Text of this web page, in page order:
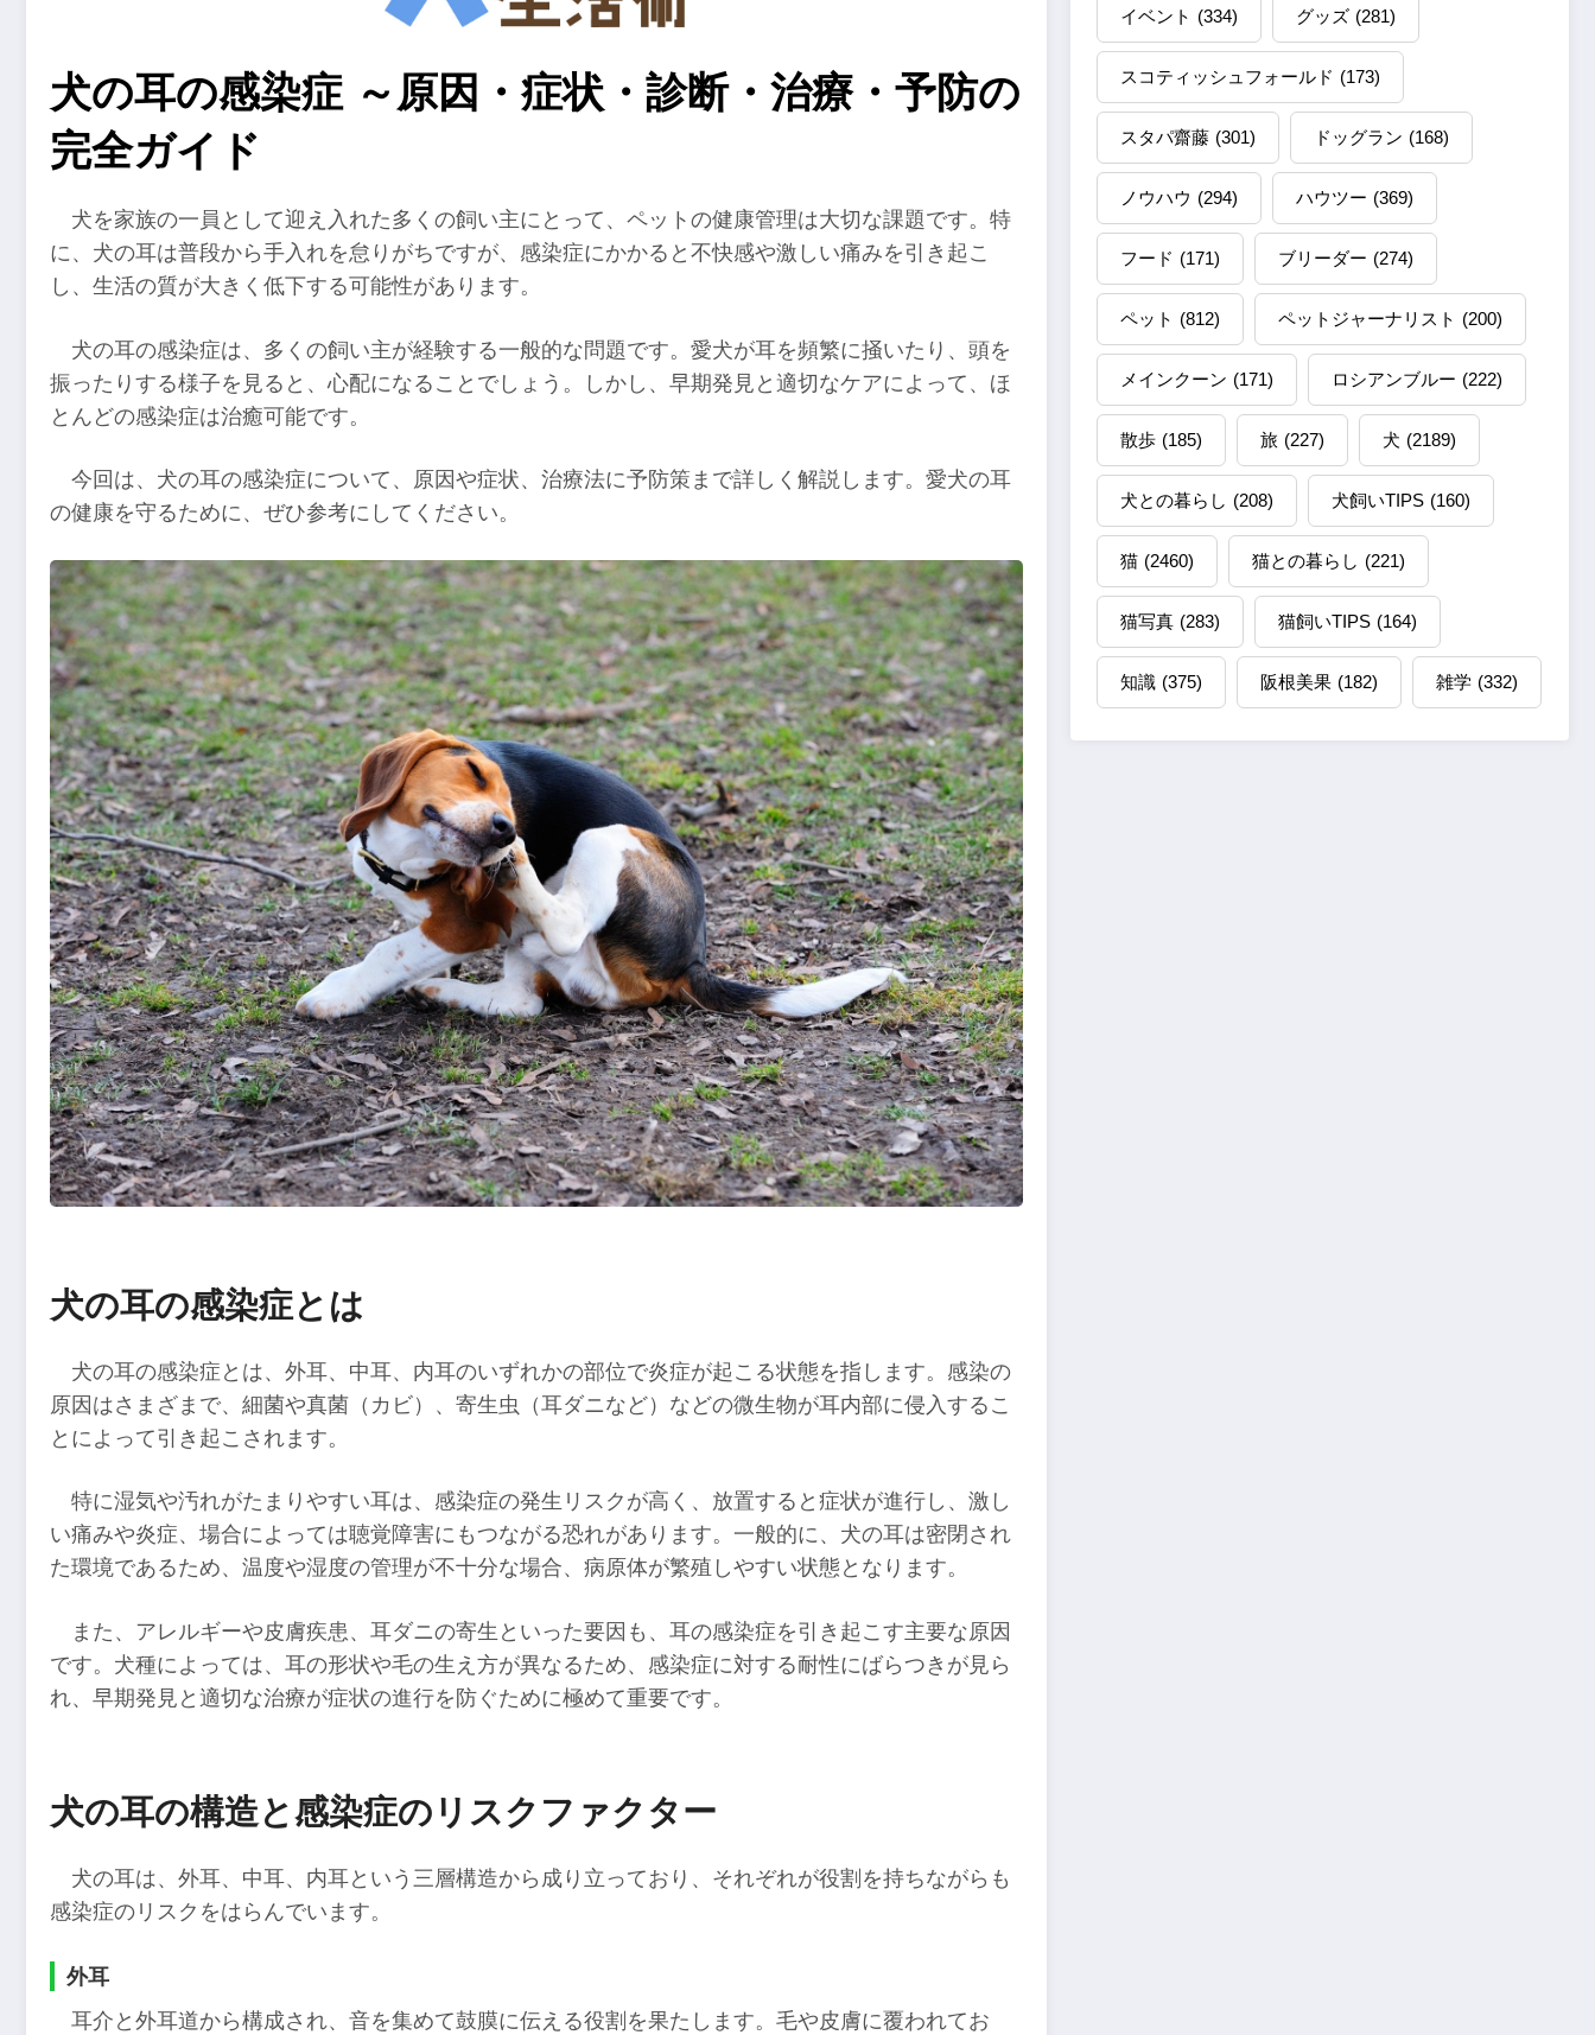
犬の耳の感染症 ～原因・症状・診断・治療・予防の
完全ガイド
犬を家族の一員として迎え入れた多くの飼い主にとって、ペットの健康管理は大切な課題です。特
に、犬の耳は普段から手入れを怠りがちですが、感染症にかかると不快感や激しい痛みを引き起こ
し、生活の質が大きく低下する可能性があります。
犬の耳の感染症は、多くの飼い主が経験する一般的な問題です。愛犬が耳を頻繁に掻いたり、頭を
振ったりする様子を見ると、心配になることでしょう。しかし、早期発見と適切なケアによって、ほ
とんどの感染症は治癒可能です。
今回は、犬の耳の感染症について、原因や症状、治療法に予防策まで詳しく解説します。愛犬の耳
の健康を守るために、ぜひ参考にしてください。
犬の耳の感染症とは
犬の耳の感染症とは、外耳、中耳、内耳のいずれかの部位で炎症が起こる状態を指します。感染の
原因はさまざまで、細菌や真菌（カビ）、寄生虫（耳ダニなど）などの微生物が耳内部に侵入するこ
とによって引き起こされます。
特に湿気や汚れがたまりやすい耳は、感染症の発生リスクが高く、放置すると症状が進行し、激し
い痛みや炎症、場合によっては聴覚障害にもつながる恐れがあります。一般的に、犬の耳は密閉され
た環境であるため、温度や湿度の管理が不十分な場合、病原体が繁殖しやすい状態となります。
また、アレルギーや皮膚疾患、耳ダニの寄生といった要因も、耳の感染症を引き起こす主要な原因
です。犬種によっては、耳の形状や毛の生え方が異なるため、感染症に対する耐性にばらつきが見ら
れ、早期発見と適切な治療が症状の進行を防ぐために極めて重要です。
犬の耳の構造と感染症のリスクファクター
犬の耳は、外耳、中耳、内耳という三層構造から成り立っており、それぞれが役割を持ちながらも
感染症のリスクをはらんでいます。
外耳
耳介と外耳道から構成され、音を集めて鼓膜に伝える役割を果たします。毛や皮膚に覆われてお
イベント (334) グッズ (281)
スコティッシュフォールド (173)
スタパ齋藤 (301) ドッグラン (168)
ノウハウ (294) ハウツー (369)
フード (171) ブリーダー (274)
ペット (812) ペットジャーナリスト (200)
メインクーン (171) ロシアンブルー (222)
散歩 (185) 旅 (227) 犬 (2189)
犬との暮らし (208) 犬飼いTIPS (160)
猫 (2460) 猫との暮らし (221)
猫写真 (283) 猫飼いTIPS (164)
知識 (375) 阪根美果 (182) 雑学 (332)